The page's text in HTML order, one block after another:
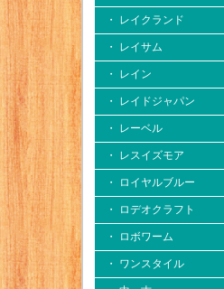
・ レイクランド
・ レイサム
・ レイン
・ レイドジャパン
・ レーベル
・ レスイズモア
・ ロイヤルブルー
・ ロデオクラフト
・ ロボワーム
・ ワンスタイル